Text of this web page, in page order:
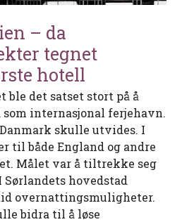
– da
tegnet
hotell
ble det satset stort på å
internasjonal ferjehavn.
skulle utvides. I
til både England og andre
Målet var å tiltrekke seg
hovedstad
overnattingsmuligheter.
bidra til å løse